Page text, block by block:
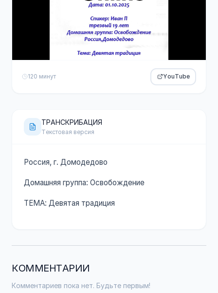
120 минут YouTube
ТРАНСКРИБАЦИЯ
Текстовая версия
Россия, г. Домодедово
Домашняя группа: Освобождение
ТЕМА: Девятая традиция
КОММЕНТАРИИ
Комментариев пока нет. Будьте первым!